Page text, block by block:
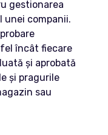
gestionarea
unei companii.
încât fiecare
și aprobată
și pragurile
sau